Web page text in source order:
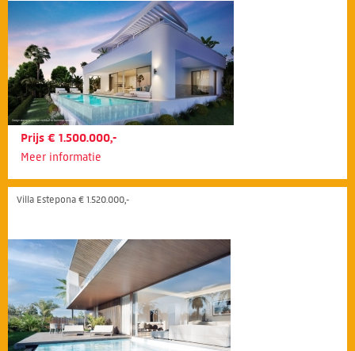
Prijs € 1.500.000,-
Meer informatie
Villa Estepona € 1.520.000,-